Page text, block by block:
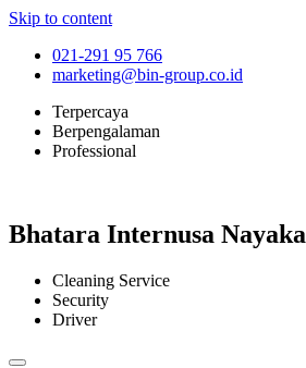
Skip to content
021-291 95 766
marketing@bin-group.co.id
Terpercaya
Berpengalaman
Professional
Bhatara Internusa Nayaka
Cleaning Service
Security
Driver